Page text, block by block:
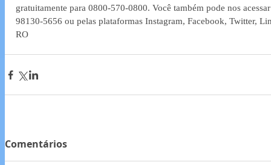
gratuitamente para 0800-570-0800. Você também pode nos
98130-5656 ou pelas plataformas Instagram, Facebook, Twitter,
RO
Comentários